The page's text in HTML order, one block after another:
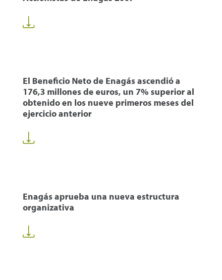
El Beneficio Neto de Enagás ascendió a
176,3 millones de euros, un 7% superior al
obtenido en los nueve primeros meses del
ejercicio anterior
Enagás aprueba una nueva estructura
organizativa